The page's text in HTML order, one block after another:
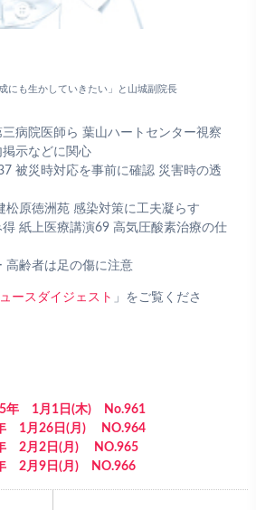
にも生かしていきたい」と山城副院長
病院医師ら 葉山ハートセンター視察
示などに関心
被災時対応を事前に確認 災害時の透
松原徳洲苑 感染対策に工夫凝らす
紙上医療講演69 高気圧酸素治療の仕
高齢者は足の傷に注意
ースダイジェスト 」をご覧くださ
年 1月1日(木) No.961
1月26日(月) NO.964
2月2日(月) NO.965
2月9日(月) NO.966